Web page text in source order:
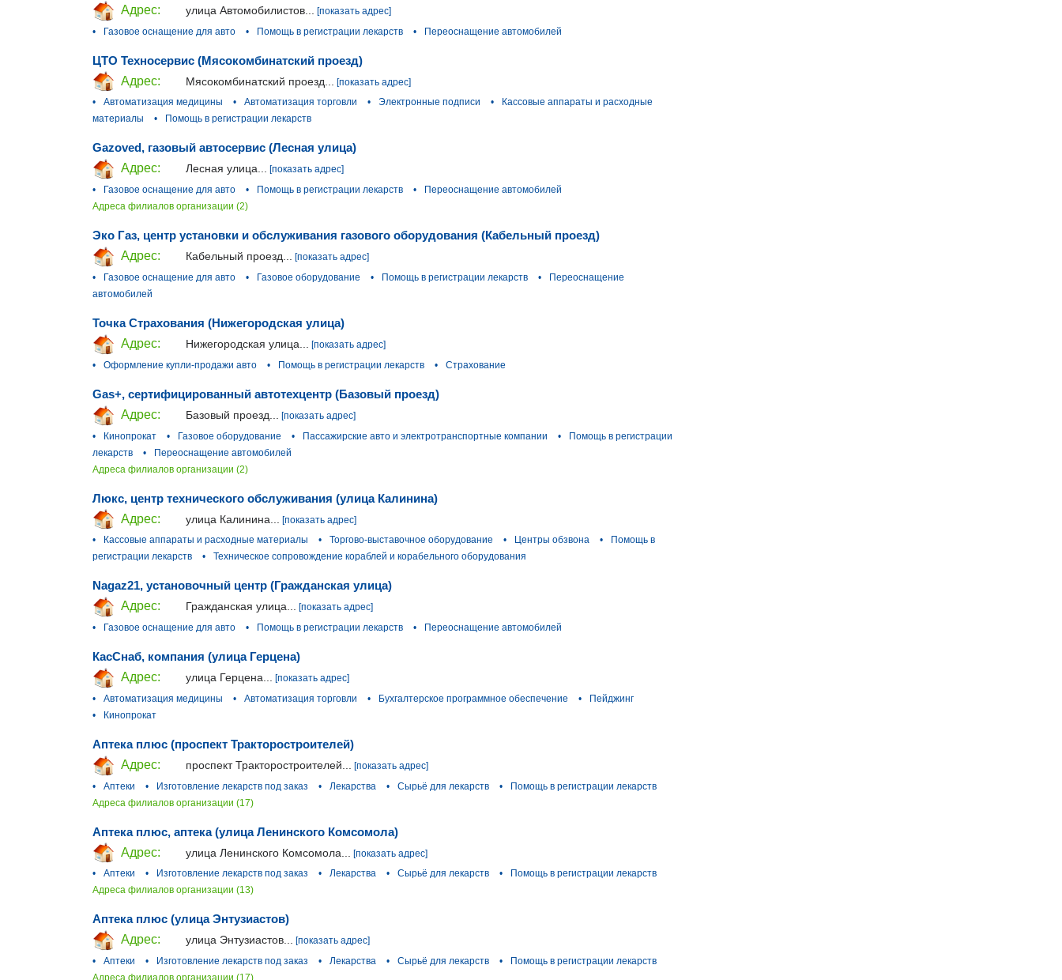
Адрес:
улица Автомобилистов...
[показать адрес]
•
Газовое оснащение для авто • Помощь в регистрации лекарств • Переоснащение автомобилей
ЦТО Техносервис (Мясокомбинатский проезд)
Адрес:
Мясокомбинатский проезд...
[показать адрес]
•
Автоматизация медицины • Автоматизация торговли • Электронные подписи •
Кассовые аппараты и расходные
материалы
• Помощь в регистрации лекарств
Gazoved, газовый автосервис (Лесная улица)
Адрес:
Лесная улица... [показать адрес]
•
Газовое оснащение для авто • Помощь в регистрации лекарств •
Переоснащение автомобилей
Адреса филиалов организации (2)
Эко Газ, центр установки и обслуживания газового оборудования (Кабельный проезд)
Адрес:
Кабельный проезд... [показать адрес]
•
Газовое оснащение для авто • Газовое оборудование • Помощь в регистрации лекарств •
Переоснащение
автомобилей
Точка Страхования (Нижегородская улица)
Адрес:
Нижегородская улица...
[показать адрес]
•
Оформление купли-продажи авто • Помощь в регистрации лекарств • Страхование
Gas+, сертифицированный автотехцентр (Базовый проезд)
Адрес:
Базовый проезд...
[показать адрес]
•
Кинопрокат • Газовое оборудование • Пассажирские авто и электротранспортные компании •
Помощь в регистрации
лекарств
•
Переоснащение автомобилей
Адреса филиалов организации (2)
Люкс, центр технического обслуживания (улица Калинина)
Адрес:
улица Калинина...
[показать адрес]
•
Кассовые аппараты и расходные материалы • Торгово-выставочное оборудование • Центры обзвона •
Помощь в
регистрации лекарств
• Техническое сопровождение кораблей и корабельного оборудования
Nagaz21, установочный центр (Гражданская улица)
Адрес:
Гражданская улица... [показать адрес]
•
Газовое оснащение для авто • Помощь в регистрации лекарств • Переоснащение автомобилей
КасСнаб, компания (улица Герцена)
Адрес:
улица Герцена...
[показать адрес]
•
Автоматизация медицины • Автоматизация торговли • Бухгалтерское программное обеспечение •
Пейджинг
•
Кинопрокат
Аптека плюс (проспект Тракторостроителей)
Адрес:
проспект Тракторостроителей...
[показать адрес]
•
Аптеки • Изготовление лекарств под заказ • Лекарства • Сырьё для лекарств •
Помощь в регистрации лекарств
Адреса филиалов организации (17)
Аптека плюс, аптека (улица Ленинского Комсомола)
Адрес:
улица Ленинского Комсомола...
[показать адрес]
•
Аптеки • Изготовление лекарств под заказ • Лекарства • Сырьё для лекарств •
Помощь в регистрации лекарств
Адреса филиалов организации (13)
Аптека плюс (улица Энтузиастов)
Адрес:
улица Энтузиастов... [показать адрес]
•
Аптеки • Изготовление лекарств под заказ • Лекарства • Сырьё для лекарств •
Помощь в регистрации лекарств
Адреса филиалов организации (17)